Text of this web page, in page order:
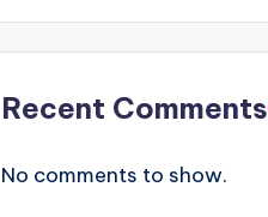
Recent Comments
No comments to show.